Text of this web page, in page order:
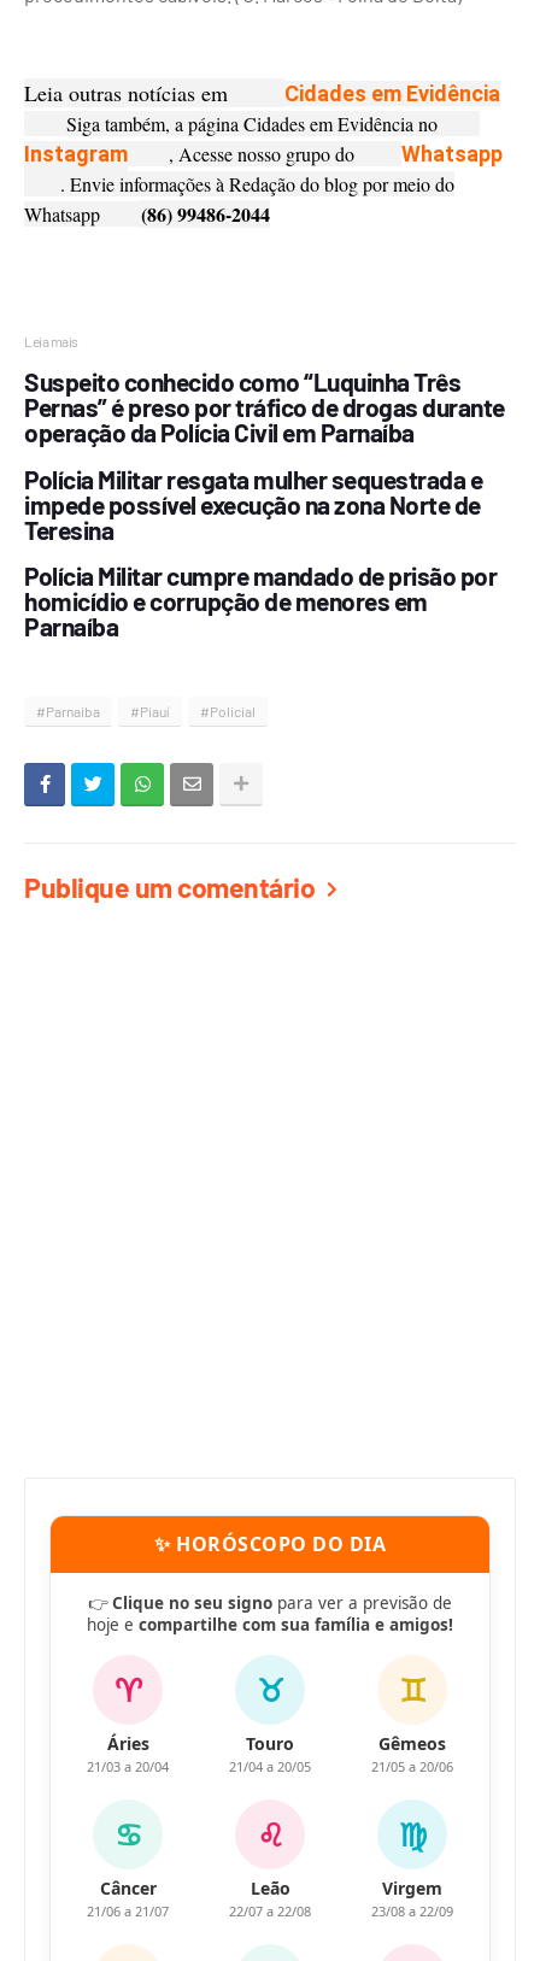
Leia outras notícias em
Cidades em Evidência
Siga também, a página Cidades em Evidência no
Instagram , Acesse nosso grupo do Whatsapp
. Envie informações à Redação do blog por meio do
Whatsapp (86) 99486-2044
Leia mais
Suspeito conhecido como “Luquinha Três
Pernas” é preso por tráfico de drogas durante
operação da Polícia Civil em Parnaíba
Polícia Militar resgata mulher sequestrada e
impede possível execução na zona Norte de
Teresina
Polícia Militar cumpre mandado de prisão por
homicídio e corrupção de menores em
Parnaíba
#Parnaiba #Piauí #Policial
Publique um comentário
✨ HORÓSCOPO DO DIA
👉Clique no seu signo para ver a previsão de
hoje e compartilhe com sua família e amigos!
♈
Áries
21/03 a 20/04
♉
Touro
21/04 a 20/05
♊
Gêmeos
21/05 a 20/06
♋
Câncer
21/06 a 21/07
♌
Leão
22/07 a 22/08
♍
Virgem
23/08 a 22/09